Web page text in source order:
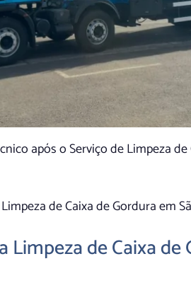
após o Serviço de Limpeza de
de Caixa de Gordura em
de Caixa de